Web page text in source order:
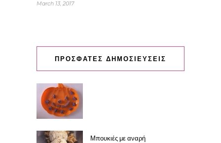
March 13, 2017
ΠΡΟΣΦΑΤΕΣ ΔΗΜΟΣΙΕΥΣΕΙΣ
Μπουκιές με αναρή